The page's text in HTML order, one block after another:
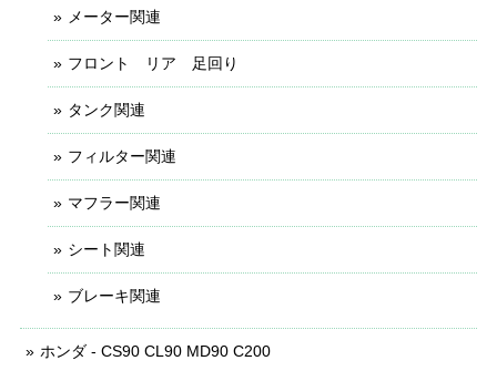
メーター関連
フロント リア 足回り
タンク関連
フィルター関連
マフラー関連
シート関連
ブレーキ関連
ホンダ - CS90 CL90 MD90 C200